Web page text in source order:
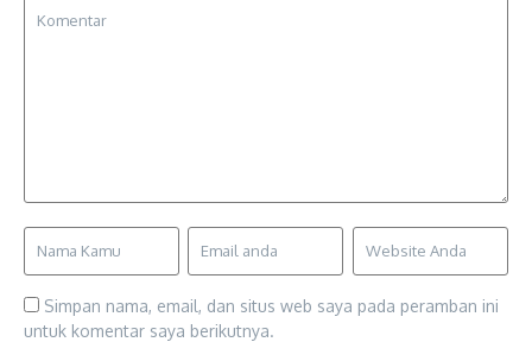
Simpan nama, email, dan situs web saya pada peramban ini
untuk komentar saya berikutnya.